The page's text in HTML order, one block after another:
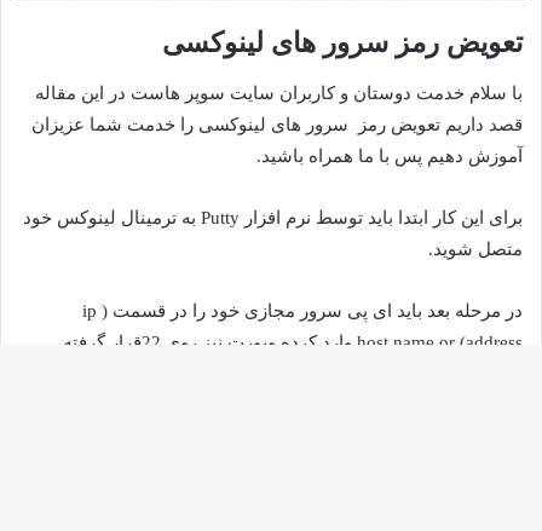
تعویض رمز سرور های لینوکسی
با سلام خدمت دوستان و کاربران سایت سوپر هاست در این مقاله
قصد داریم تعویض رمز سرور های لینوکسی را خدمت شما عزیزان
آموزش دهیم پس با ما همراه باشید.
برای این کار ابتدا باید توسط نرم افزار Putty به ترمینال لینوکس خود
متصل شوید.
در مرحله بعد باید ای پی سرور مجازی خود را در قسمت ( ip
address) host name or وارد کرده وپورت نیز روی 22قرار گرفته